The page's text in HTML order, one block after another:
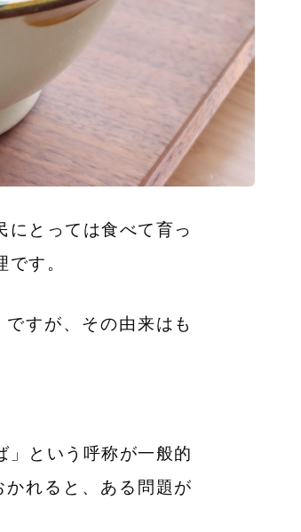
にとっては食べて育っ
す。
すが、その由来はも
」という呼称が一般的
れると、ある問題が